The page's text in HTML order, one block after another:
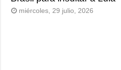
miércoles, 29 julio, 2026